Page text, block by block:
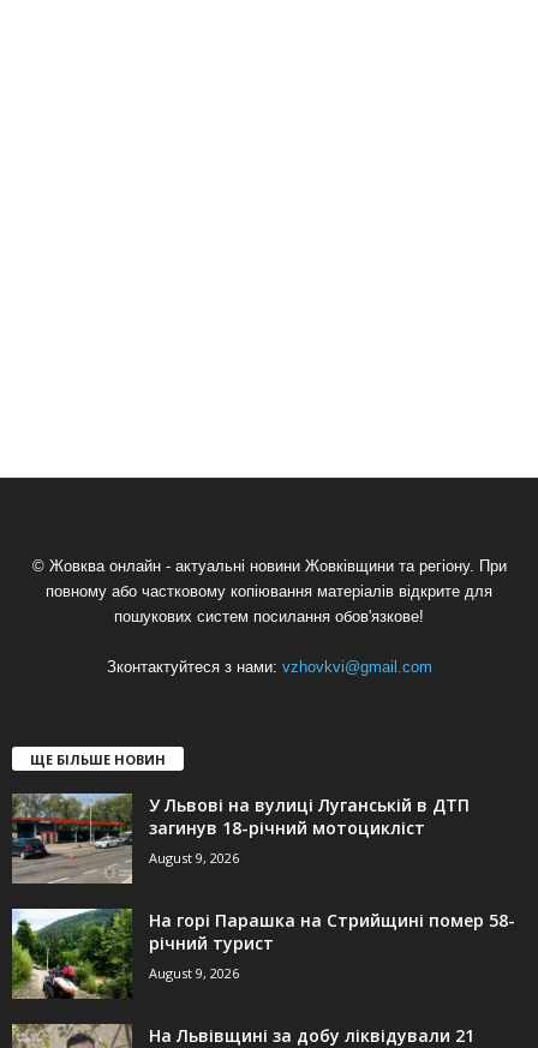
© Жовква онлайн - актуальні новини Жовківщини та регіону. При
повному або частковому копіювання матеріалів відкрите для
пошукових систем посилання обов'язкове!
Зконтактуйтеся з нами: vzhovkvi@gmail.com
ЩЕ БІЛЬШЕ НОВИН
У Львові на вулиці Луганській в ДТП
загинув 18-річний мотоцикліст
August 9, 2026
На горі Парашка на Стрийщині помер 58-
річний турист
August 9, 2026
На Львівщині за добу ліквідували 21